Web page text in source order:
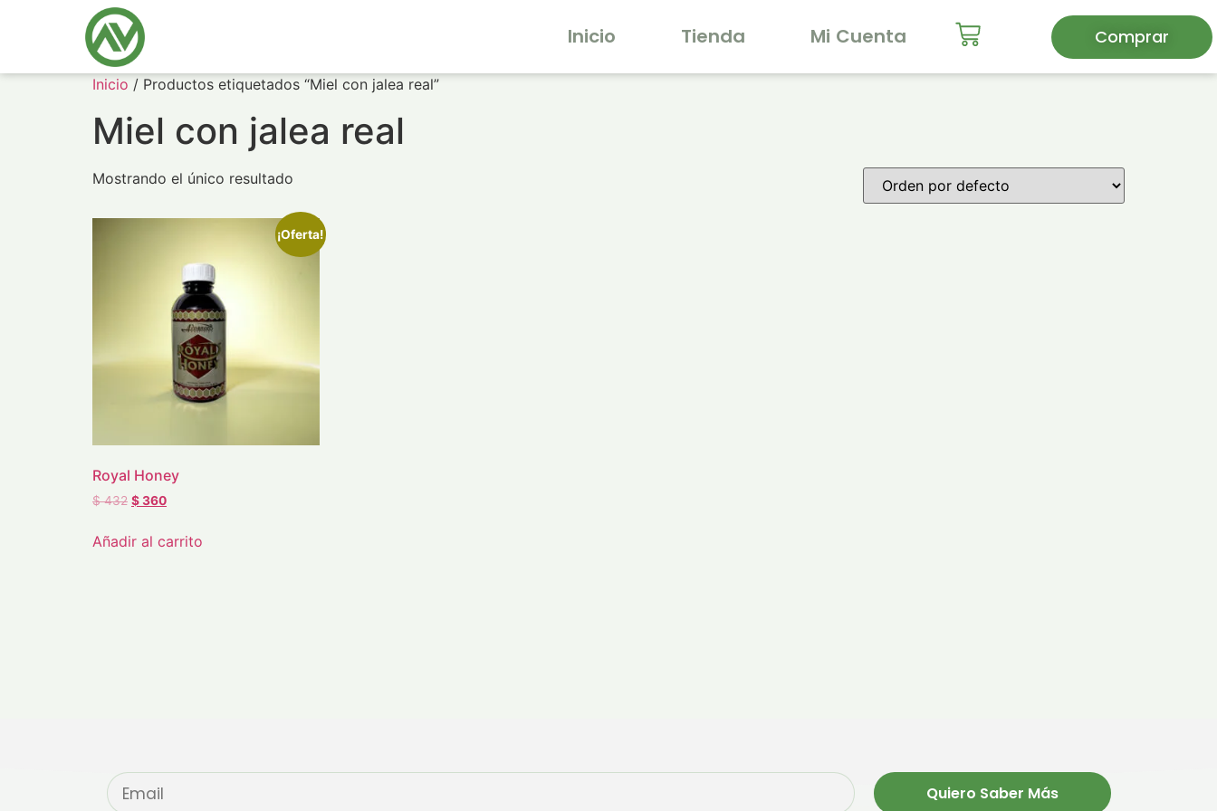
Inicio Tienda Mi Cuenta Comprar
Inicio / Productos etiquetados “Miel con jalea real”
Miel con jalea real
Mostrando el único resultado
¡Oferta!
Royal Honey
$432 $360
Añadir al carrito
Quiero Saber Más